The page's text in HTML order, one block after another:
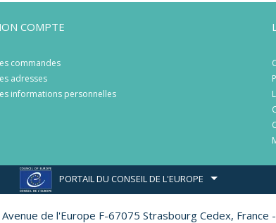
COMPTE
commandes
adresses
informations personnelles
PORTAIL DU CONSEIL DE L'EUROPE
Avenue de l'Europe F-67075 Strasbourg Cedex, France